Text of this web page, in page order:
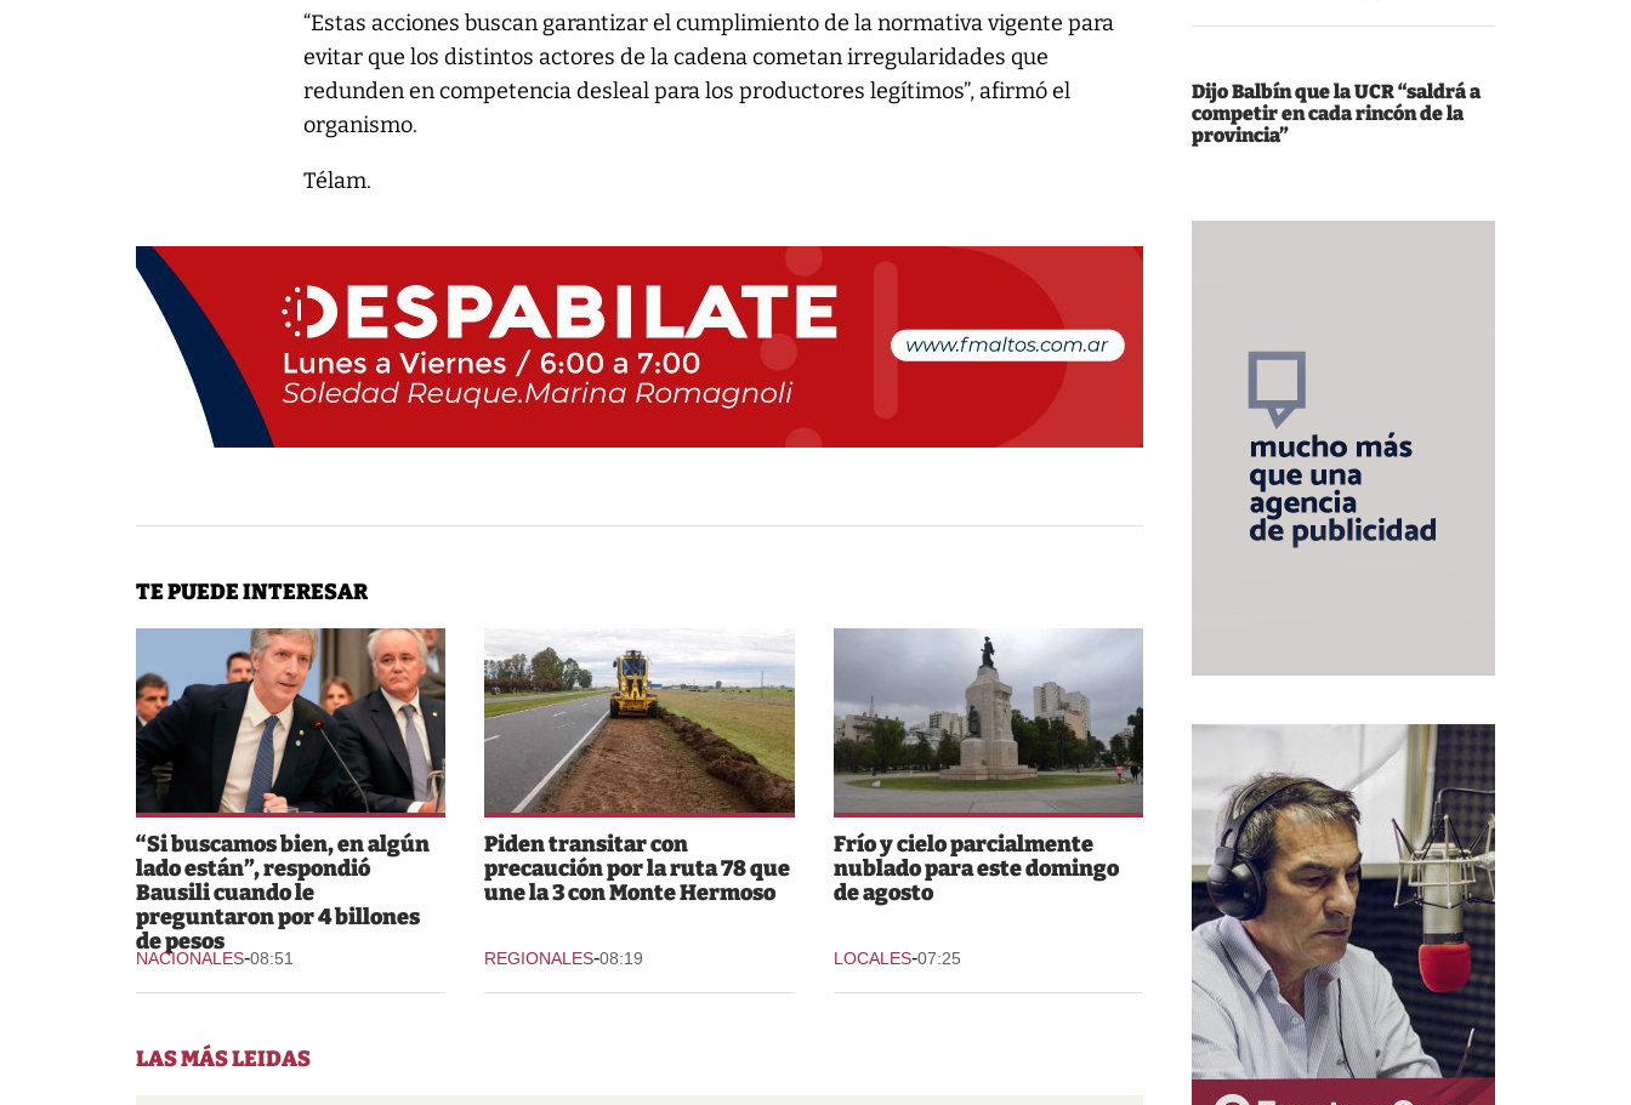
Dijo Balbín que la UCR “saldrá a
competir en cada rincón de la
provincia”
“Estas acciones buscan garantizar el cumplimiento de la normativa vigente para
evitar que los distintos actores de la cadena cometan irregularidades que
redunden en competencia desleal para los productores legítimos”, afirmó el
organismo.
Télam.
TE PUEDE INTERESAR
“Si buscamos bien, en algún
lado están”, respondió
Bausili cuando le
preguntaron por 4 billones
de pesos
NACIONALES-08:51
Piden transitar con
precaución por la ruta 78 que
une la 3 con Monte Hermoso
REGIONALES-08:19
Frío y cielo parcialmente
nublado para este domingo
de agosto
LOCALES-07:25
LAS MÁS LEIDAS